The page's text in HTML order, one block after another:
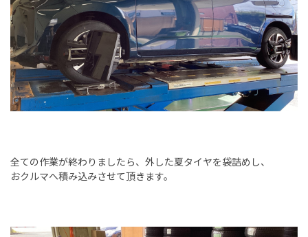
全ての作業が終わりましたら、外した夏タイヤを袋詰めし、
おクルマへ積み込みさせて頂きます。